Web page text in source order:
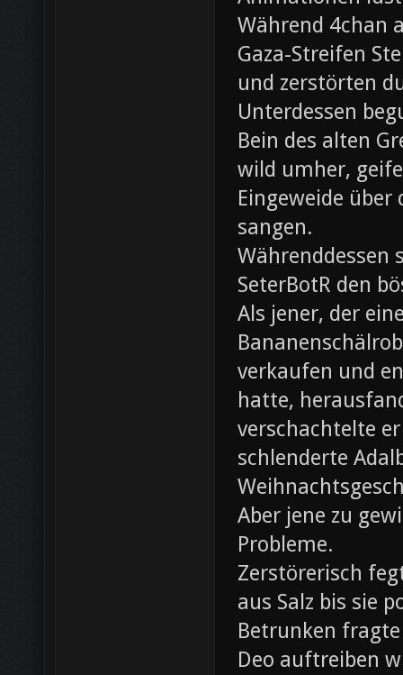
Während 4chan
Gaza-Streifen
und zerstörten
Unterdessen
Bein des alten
wild umher,
Eingeweide
sangen.
Währenddessen
SeterBotR den
Als jener, der
verkaufen und
hatte,
verschachtelte
schlenderte
Aber jene zu
Probleme.
Zerstörerisch
aus Salz bis sie
Betrunken
Deo auftreiben